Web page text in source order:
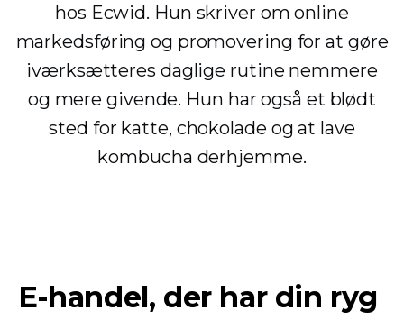
hos Ecwid. Hun skriver om online
markedsføring og promovering for at gøre
iværksætteres daglige rutine nemmere
og mere givende. Hun har også et blødt
sted for katte, chokolade og at lave
kombucha derhjemme.
E-handel, der har din ryg